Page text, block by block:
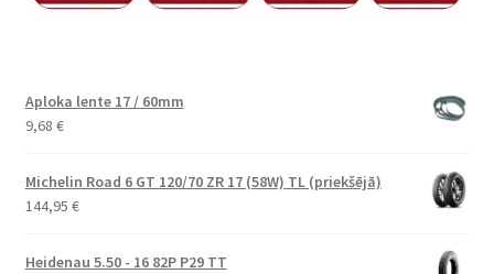
Aploka lente 17 / 60mm
9,68 €
Michelin Road 6 GT 120/70 ZR 17 (58W) TL (priekšējā)
144,95 €
Heidenau 5.50 - 16 82P P29 TT